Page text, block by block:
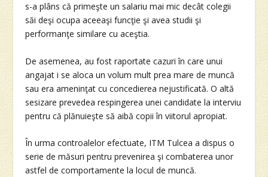
s-a plâns că primeşte un salariu mai mic decât colegii
săi deşi ocupa aceeaşi funcţie şi avea studii şi
performanţe similare cu aceştia.
De asemenea, au fost raportate cazuri în care unui
angajat i se aloca un volum mult prea mare de muncă
sau era ameninţat cu concedierea nejustificată. O altă
sesizare prevedea respingerea unei candidate la interviu
pentru că plănuieşte să aibă copii în viitorul apropiat.
În urma controalelor efectuate, ITM Tulcea a dispus o
serie de măsuri pentru prevenirea şi combaterea unor
astfel de comportamente la locul de muncă.